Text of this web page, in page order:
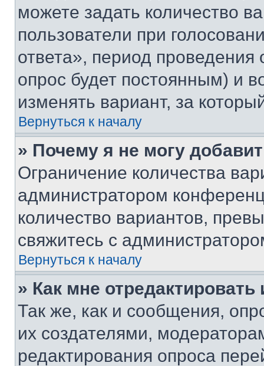
можете задать количество
пользователи при
ответа», период проведения
опрос будет постоянным) и
изменять вариант, за
Вернуться к началу
» Почему я не могу
Ограничение количества
администратором
количество вариантов,
свяжитесь с
Вернуться к началу
» Как мне
Так же, как и сообщения,
их создателями,
редактирования опроса